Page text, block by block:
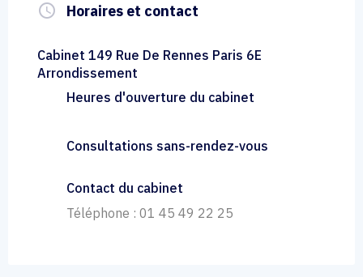
query_builder Horaires et contact
Cabinet 149 Rue De Rennes Paris 6E
Arrondissement
Heures d'ouverture du cabinet
Consultations sans-rendez-vous
Contact du cabinet
Téléphone : 01 45 49 22 25